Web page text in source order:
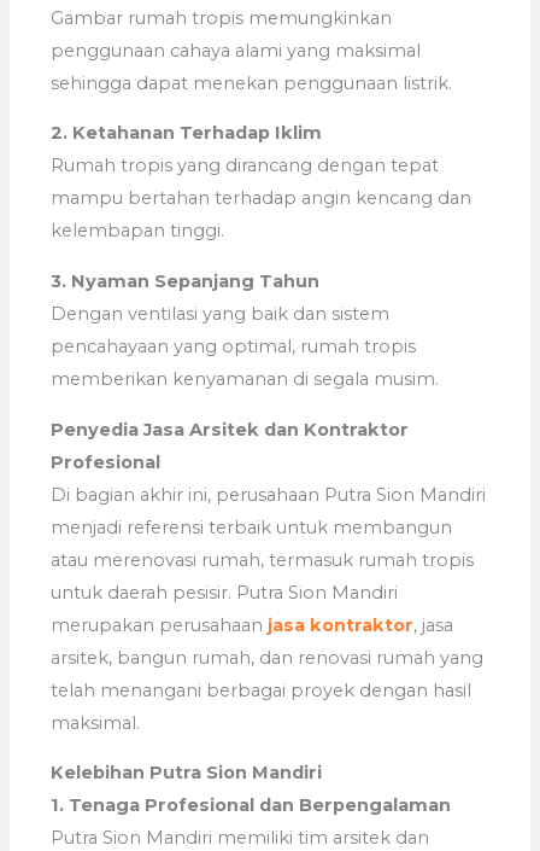
Gambar rumah tropis memungkinkan
penggunaan cahaya alami yang maksimal
sehingga dapat menekan penggunaan listrik.
2. Ketahanan Terhadap Iklim
Rumah tropis yang dirancang dengan tepat
mampu bertahan terhadap angin kencang dan
kelembapan tinggi.
3. Nyaman Sepanjang Tahun
Dengan ventilasi yang baik dan sistem
pencahayaan yang optimal, rumah tropis
memberikan kenyamanan di segala musim.
Penyedia Jasa Arsitek dan Kontraktor
Profesional
Di bagian akhir ini, perusahaan Putra Sion Mandiri
menjadi referensi terbaik untuk membangun
atau merenovasi rumah, termasuk rumah tropis
untuk daerah pesisir. Putra Sion Mandiri
merupakan perusahaan jasa kontraktor, jasa
arsitek, bangun rumah, dan renovasi rumah yang
telah menangani berbagai proyek dengan hasil
maksimal.
Kelebihan Putra Sion Mandiri
1. Tenaga Profesional dan Berpengalaman
Putra Sion Mandiri memiliki tim arsitek dan